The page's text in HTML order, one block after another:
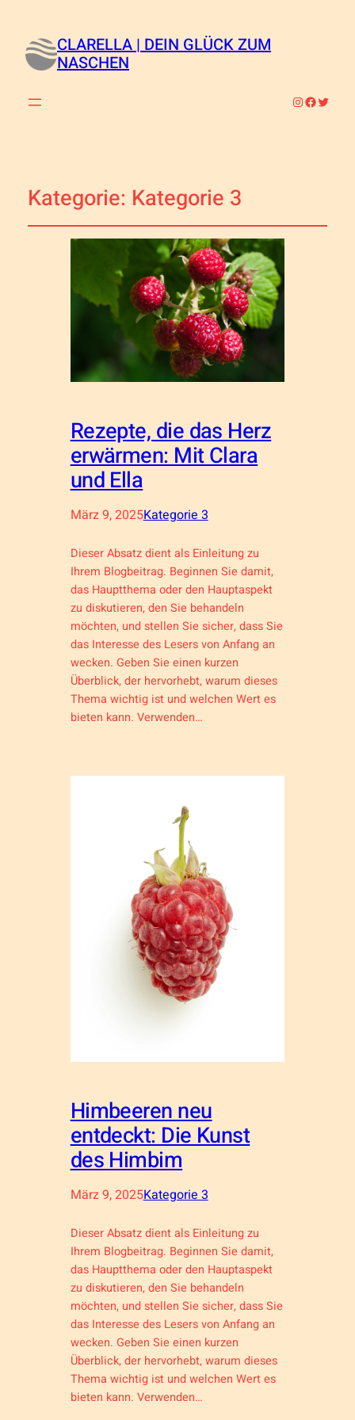
CLARELLA | DEIN GLÜCK ZUM
NASCHEN
InstagramTwitter
Kategorie: Kategorie 3
Rezepte, die das Herz
erwärmen: Mit Clara
und Ella
März 9, 2025Kategorie 3
Dieser Absatz dient als Einleitung zu
Ihrem Blogbeitrag. Beginnen Sie damit,
das Hauptthema oder den Hauptaspekt
zu diskutieren, den Sie behandeln
möchten, und stellen Sie sicher, dass Sie
das Interesse des Lesers von Anfang an
wecken. Geben Sie einen kurzen
Überblick, der hervorhebt, warum dieses
Thema wichtig ist und welchen Wert es
bieten kann. Verwenden…
Himbeeren neu
entdeckt: Die Kunst
des Himbim
März 9, 2025Kategorie 3
Dieser Absatz dient als Einleitung zu
Ihrem Blogbeitrag. Beginnen Sie damit,
das Hauptthema oder den Hauptaspekt
zu diskutieren, den Sie behandeln
möchten, und stellen Sie sicher, dass Sie
das Interesse des Lesers von Anfang an
wecken. Geben Sie einen kurzen
Überblick, der hervorhebt, warum dieses
Thema wichtig ist und welchen Wert es
bieten kann. Verwenden…